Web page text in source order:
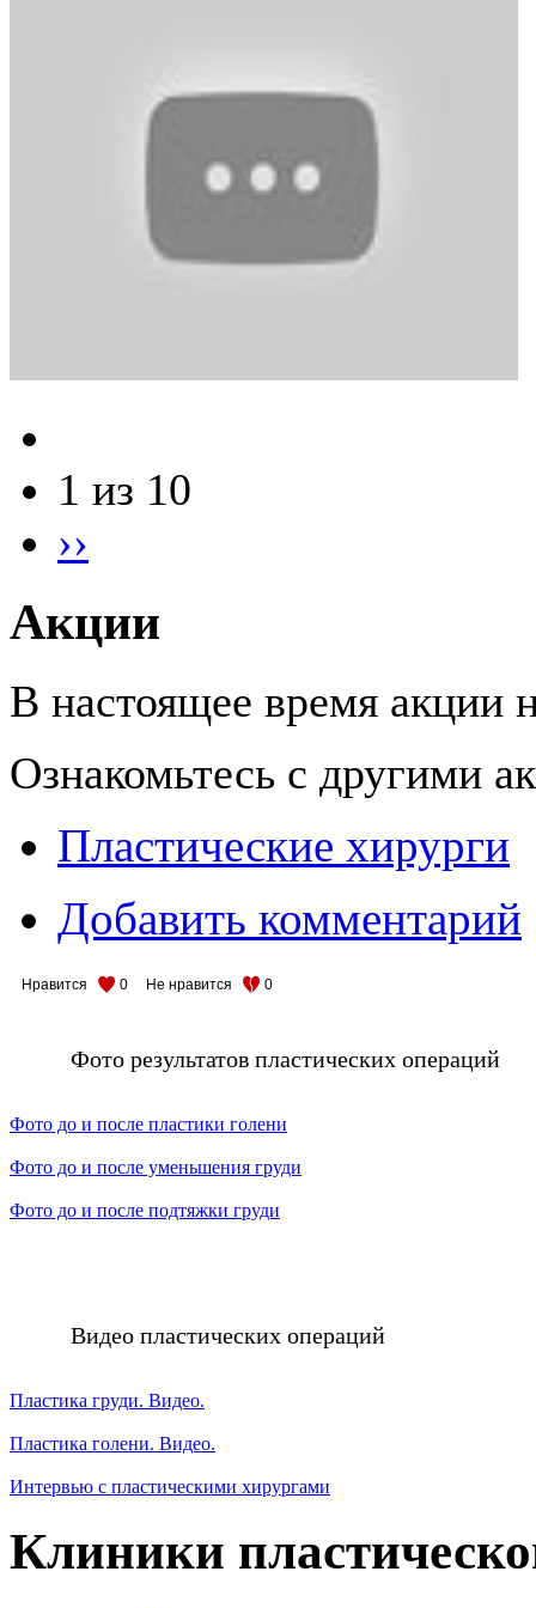
1 из 10
››
Акции
В настоящее время акции
Ознакомьтесь с другими
Пластические хирурги
Добавить комментарий
Нравится 0 Не нравится 0
Фото результатов пластических операций
Фото до и после пластики голени
Фото до и после уменьшения груди
Фото до и после подтяжки груди
Видео пластических операций
Пластика груди. Видео.
Пластика голени. Видео.
Интервью с пластическими хирургами
Клиники